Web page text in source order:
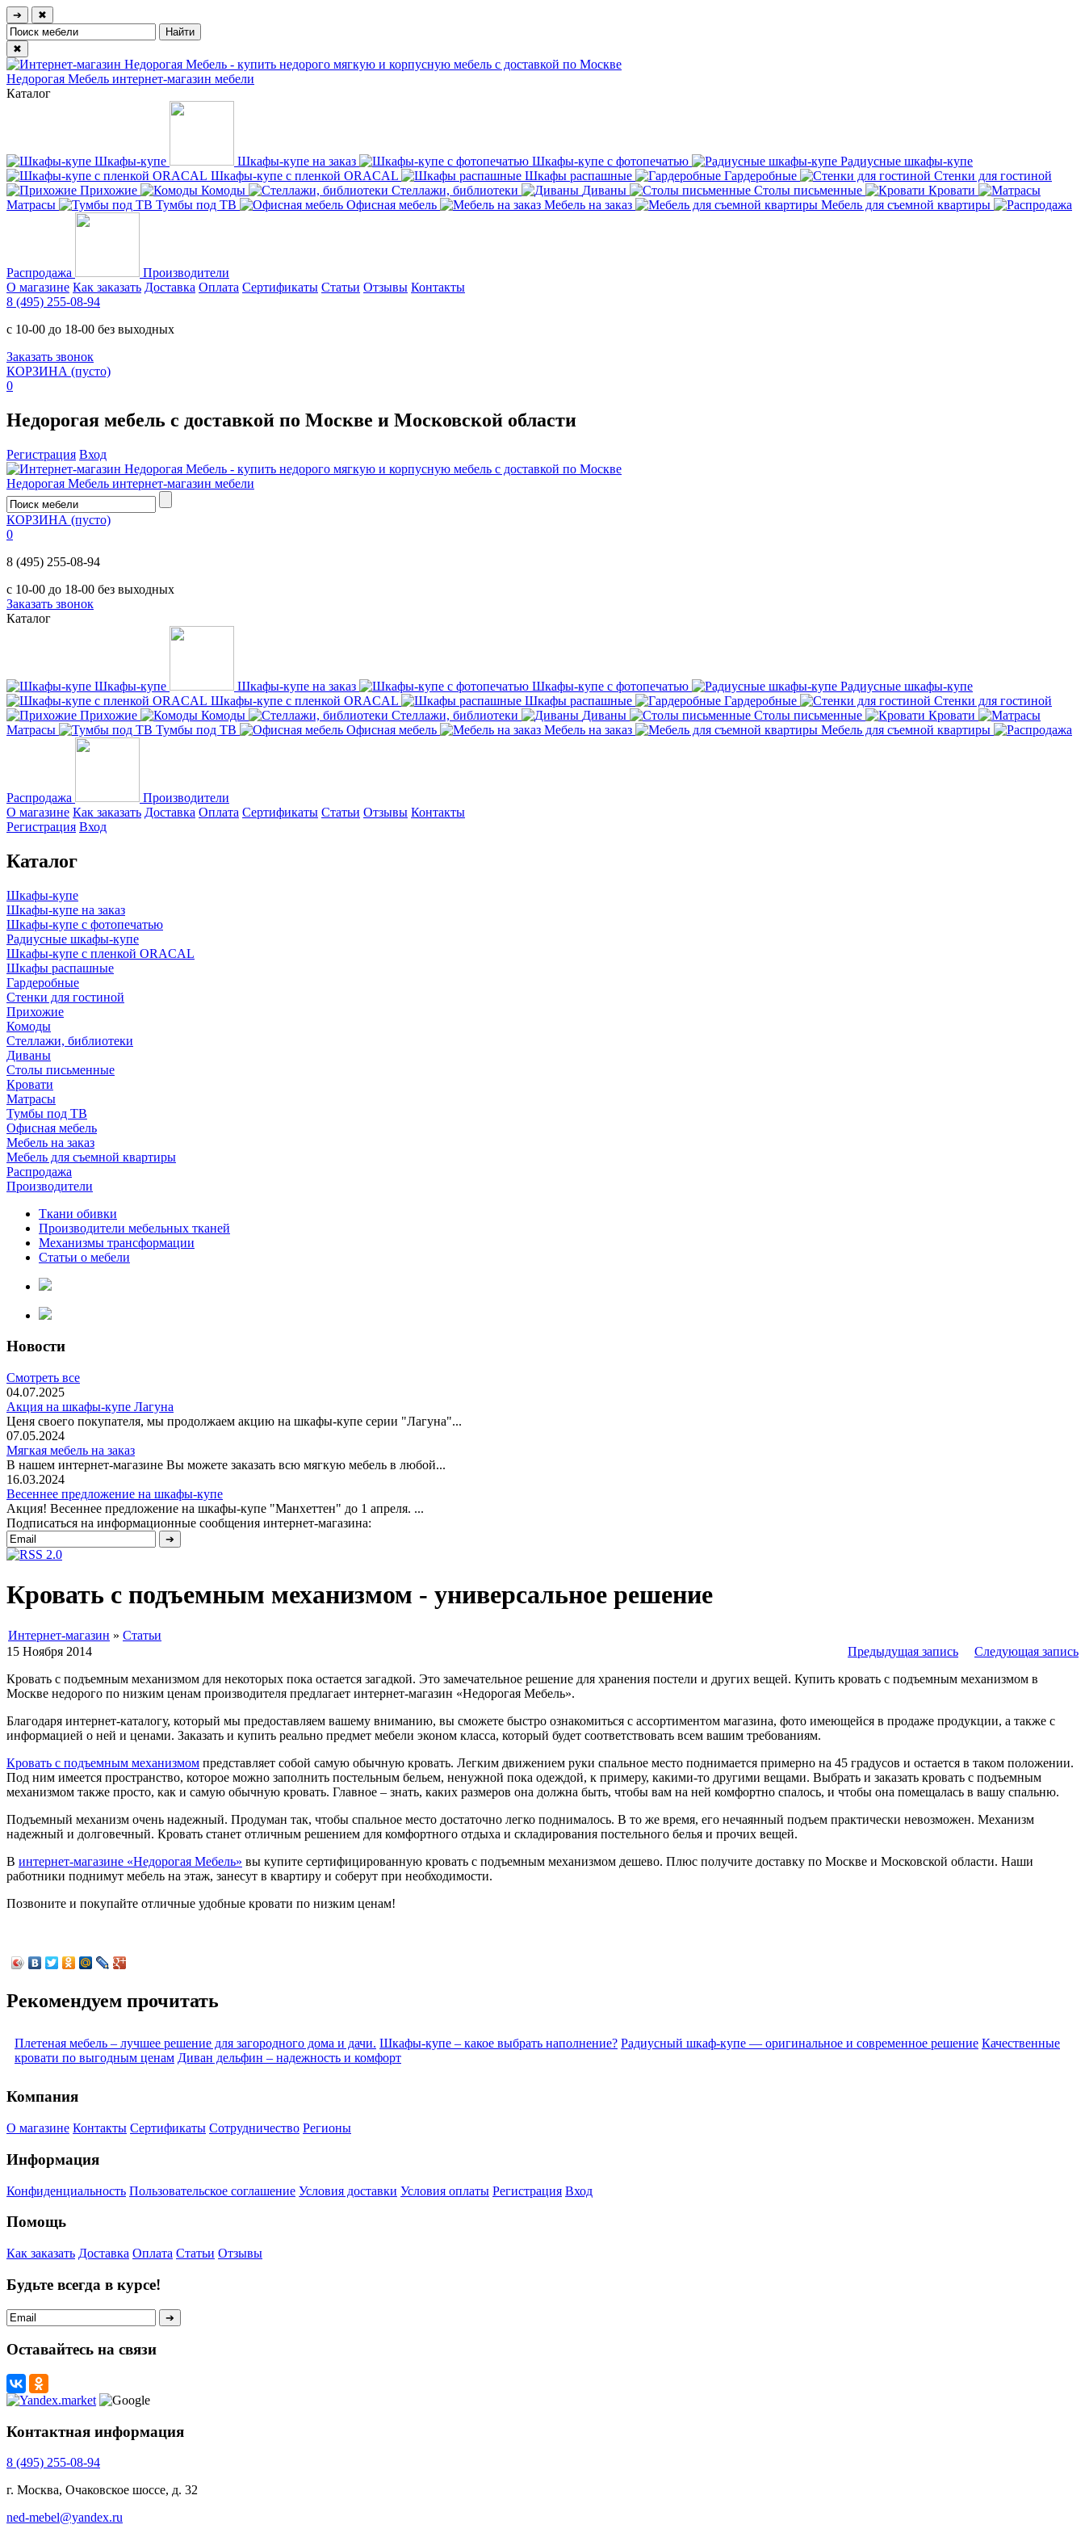
➔ ✖
✖
Недорогая Мебель интернет-магазин мебели
Каталог
Шкафы-купе Шкафы-купе на заказ Шкафы-купе с фотопечатью
Радиусные шкафы-купе
Шкафы-купе с пленкой ORACAL
Шкафы распашные Гардеробные
Стенки для гостиной
Прихожие
Комоды Стеллажи, библиотеки Диваны Столы письменные
Кровати
Матрасы
Тумбы под ТВ Офисная мебель Мебель на заказ Мебель для съемной квартиры
Распродажа
Производители
О магазине Как заказать Доставка Оплата Сертификаты Статьи Отзывы Контакты
8 (495) 255-08-94
с 10-00 до 18-00 без выходных
Заказать звонок
КОРЗИНА (пусто)
0
Недорогая мебель с доставкой по Москве и Московской области
Регистрация Вход
Недорогая Мебель интернет-магазин мебели
КОРЗИНА (пусто)
0
8 (495) 255-08-94
с 10-00 до 18-00 без выходных
Заказать звонок
Каталог
Шкафы-купе Шкафы-купе на заказ Шкафы-купе с фотопечатью
Радиусные шкафы-купе
Шкафы-купе с пленкой ORACAL
Шкафы распашные Гардеробные
Стенки для гостиной
Прихожие
Комоды Стеллажи, библиотеки Диваны Столы письменные
Кровати
Матрасы
Тумбы под ТВ Офисная мебель Мебель на заказ Мебель для съемной квартиры
Распродажа
Производители
О магазине Как заказать Доставка Оплата Сертификаты Статьи Отзывы Контакты
Регистрация Вход
Каталог
Шкафы-купе
Шкафы-купе на заказ
Шкафы-купе с фотопечатью
Радиусные шкафы-купе
Шкафы-купе с пленкой ORACAL
Шкафы распашные
Гардеробные
Стенки для гостиной
Прихожие
Комоды
Стеллажи, библиотеки
Диваны
Столы письменные
Кровати
Матрасы
Тумбы под ТВ
Офисная мебель
Мебель на заказ
Мебель для съемной квартиры
Распродажа
Производители
Ткани обивки
Производители мебельных тканей
Механизмы трансформации
Статьи о мебели
Новости
Смотреть все
04.07.2025
Акция на шкафы-купе Лагуна
Ценя своего покупателя, мы продолжаем акцию на шкафы-купе серии "Лагуна"...
07.05.2024
Мягкая мебель на заказ
В нашем интернет-магазине Вы можете заказать всю мягкую мебель в любой...
16.03.2024
Весеннее предложение на шкафы-купе
Акция! Весеннее предложение на шкафы-купе "Манхеттен" до 1 апреля. ...
Подписаться на информационные сообщения интернет-магазина:
Кровать с подъемным механизмом - универсальное решение
Интернет-магазин » Статьи
Предыдущая запись
Следующая запись
15 Ноября 2014
Кровать с подъемным механизмом для некоторых пока остается загадкой. Это замечательное решение для хранения постели и других вещей. Купить кровать с подъемным механизмом в
Москве недорого по низким ценам производителя предлагает интернет-магазин «Недорогая Мебель».
Благодаря интернет-каталогу, который мы предоставляем вашему вниманию, вы сможете быстро ознакомиться с ассортиментом магазина, фото имеющейся в продаже продукции, а также с
информацией о ней и ценами. Заказать и купить реально предмет мебели эконом класса, который будет соответствовать всем вашим требованиям.
Кровать с подъемным механизмом представляет собой самую обычную кровать. Легким движением руки спальное место поднимается примерно на 45 градусов и остается в таком положении.
Под ним имеется пространство, которое можно заполнить постельным бельем, ненужной пока одеждой, к примеру, какими-то другими вещами. Выбрать и заказать кровать с подъемным
механизмом также просто, как и самую обычную кровать. Главное – знать, каких размеров она должна быть, чтобы вам на ней комфортно спалось, и чтобы она помещалась в вашу спальню.
Подъемный механизм очень надежный. Продуман так, чтобы спальное место достаточно легко поднималось. В то же время, его нечаянный подъем практически невозможен. Механизм
надежный и долговечный. Кровать станет отличным решением для комфортного отдыха и складирования постельного белья и прочих вещей.
В интернет-магазине «Недорогая Мебель» вы купите сертифицированную кровать с подъемным механизмом дешево. Плюс получите доставку по Москве и Московской области. Наши
работники поднимут мебель на этаж, занесут в квартиру и соберут при необходимости.
Позвоните и покупайте отличные удобные кровати по низким ценам!
Рекомендуем прочитать
Плетеная мебель – лучшее решение для загородного дома и дачи. Шкафы-купе – какое выбрать наполнение? Радиусный шкаф-купе — оригинальное и современное решение Качественные
кровати по выгодным ценам Диван дельфин – надежность и комфорт
Компания
О магазине Контакты Сертификаты Сотрудничество Регионы
Информация
Конфиденциальность Пользовательское соглашение Условия доставки Условия оплаты Регистрация Вход
Помощь
Как заказать Доставка Оплата Статьи Отзывы
Будьте всегда в курсе!
Оставайтесь на связи
Контактная информация
8 (495) 255-08-94
г. Москва, Очаковское шоссе, д. 32
ned-mebel@yandex.ru